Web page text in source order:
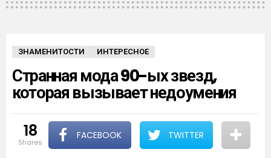
ЗНАМЕНИТОСТИ ИНТЕРЕСНОЕ
Странная мода 90-ых звезд,
которая вызывает недоумения
18
shares
FACEBOOK TWITTER